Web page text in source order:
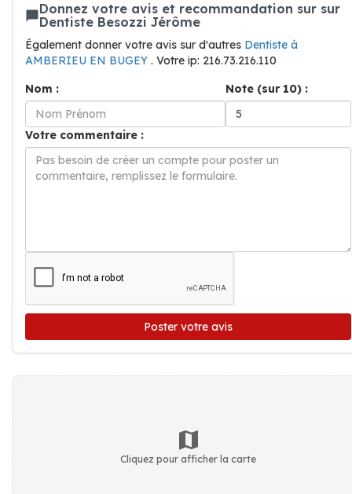
Donnez votre avis et recommandation sur sur
Dentiste Besozzi Jérôme
Également donner votre avis sur d'autres Dentiste à
AMBERIEU EN BUGEY . Votre ip: 216.73.216.110
Nom :
Note (sur 10) :
Votre commentaire :
Poster votre avis
Cliquez pour afficher la carte